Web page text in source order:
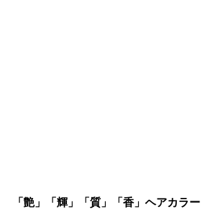
「艶」「輝」「質」「香」ヘアカラー